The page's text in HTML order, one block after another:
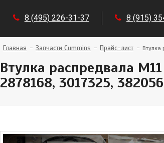
8 (495) 226-31-37 8 (915)
Главная Запчасти Cummins Прайс-лист Втулка
Втулка распредвала
2878168, 3017325,